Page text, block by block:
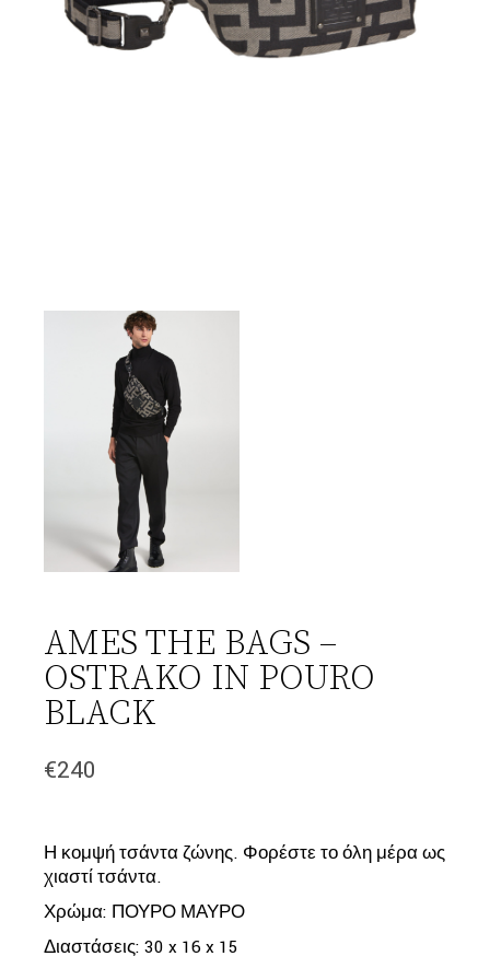
AMES THE BAGS –
OSTRAKO IN POURO
BLACK
€240
Η κομψή τσάντα ζώνης. Φορέστε το όλη μέρα ως
χιαστί τσάντα.
Χρώμα: ΠΟΥΡΟ ΜΑΥΡΟ
Διαστάσεις: 30 x 16 x 15